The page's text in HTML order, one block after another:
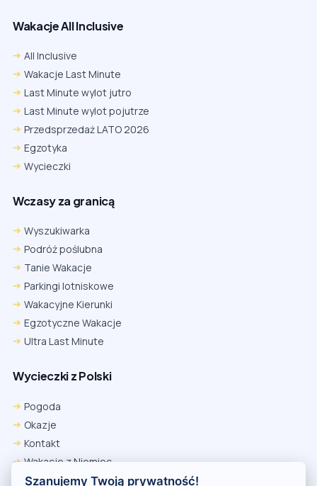
Wakacje All Inclusive
All Inclusive
Wakacje Last Minute
Last Minute wylot jutro
Last Minute wylot pojutrze
Przedsprzedaż LATO 2026
Egzotyka
Wycieczki
Wczasy za granicą
Wyszukiwarka
Podróż poślubna
Tanie Wakacje
Parkingi lotniskowe
Wakacyjne Kierunki
Egzotyczne Wakacje
Ultra Last Minute
Wycieczki z Polski
Pogoda
Okazje
Kontakt
Wakacje z Niemiec
Polityka Prywatności
Firefox
Ustawienia → Prywatność i bezpieczeństwo → Pliki cookie innych
firm → ustaw „Zezwalaj”.
Na czas rezerwacji nie blokuj cookies i śledzenia dla tej witryny.
Szanujemy Twoją prywatność!